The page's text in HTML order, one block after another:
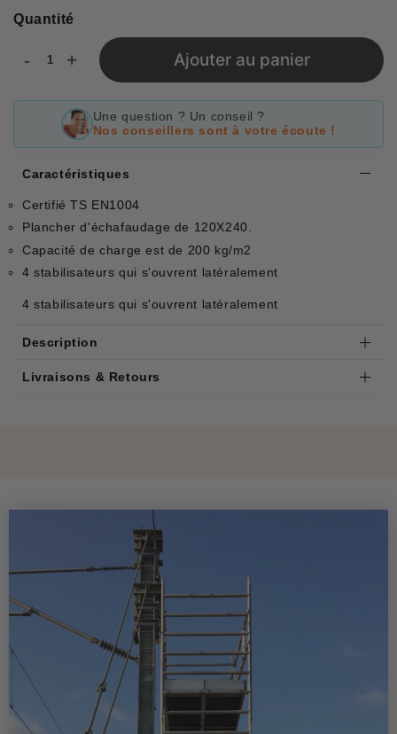
Quantité
- + Ajouter au panier
Une question ? Un conseil ?
Nos conseillers sont à votre écoute !
Caractéristiques
Certifié TS EN1004
Plancher d'échafaudage de 120X240.
Capacité de charge est de 200 kg/m2
4 stabilisateurs qui s'ouvrent latéralement
4 stabilisateurs qui s'ouvrent latéralement
Description
Livraisons & Retours